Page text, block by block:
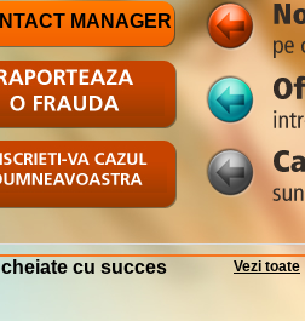
MANAGER
cu succes Vezi toate